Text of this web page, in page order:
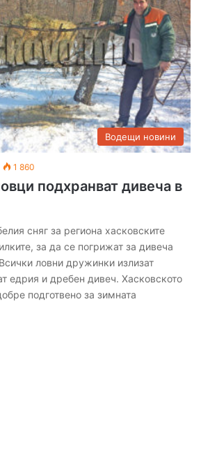
Водещи новини
1 860
подхранват дивеча в
сняг за региона хасковските
за да се погрижат за дивеча
ловни дружинки излизат
едрия и дребен дивеч. Хасковското
подготвено за зимната